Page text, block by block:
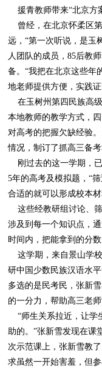
援青教师带来“北京方
曾经，在北京怀柔区
远，“第一次听说，是玉
人团队的成员，85后教
备。“我把在北京这些年
地老师提供方便，实践
在玉树州第四民族高
本地教师的教学方式，
对高考的把握欠缺经验
情况，制订了抓高三备
刚过去的这一学期，已
5年的高考及模拟题，“
合适的就可以形成校本
这些经教研组讨论、
涉及到每一个知识点，
时间内，把能拿到的分数
这学期，来自景山学
研中国少数民族汉语水
多选的是民考民，张新
的一分力，帮助高三老师
“师生关系拉近，让学
助的。”张新雪发现在课
次示范课上，张新雪教
求虽然一开始害羞，但